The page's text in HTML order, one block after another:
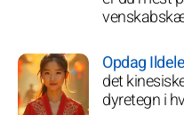
Opdag
det
dyretegn i